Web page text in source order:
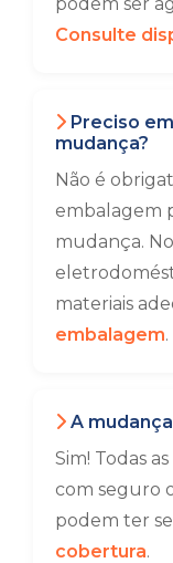
Consulte
Preciso
mudança?
Não é
embalagem
mudança.
materiais
embalagem.
A
Sim! Todas
com seguro
podem ter
cobertura.